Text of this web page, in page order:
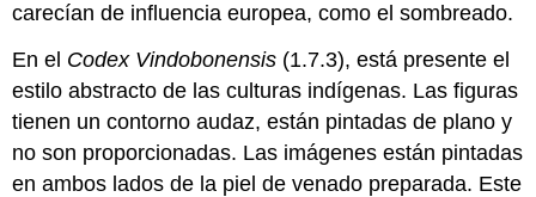
carecían de influencia europea, como el sombreado.
En el Codex Vindobonensis (1.7.3), está presente el
estilo abstracto de las culturas indígenas. Las figuras
tienen un contorno audaz, están pintadas de plano y
no son proporcionadas. Las imágenes están pintadas
en ambos lados de la piel de venado preparada. Este